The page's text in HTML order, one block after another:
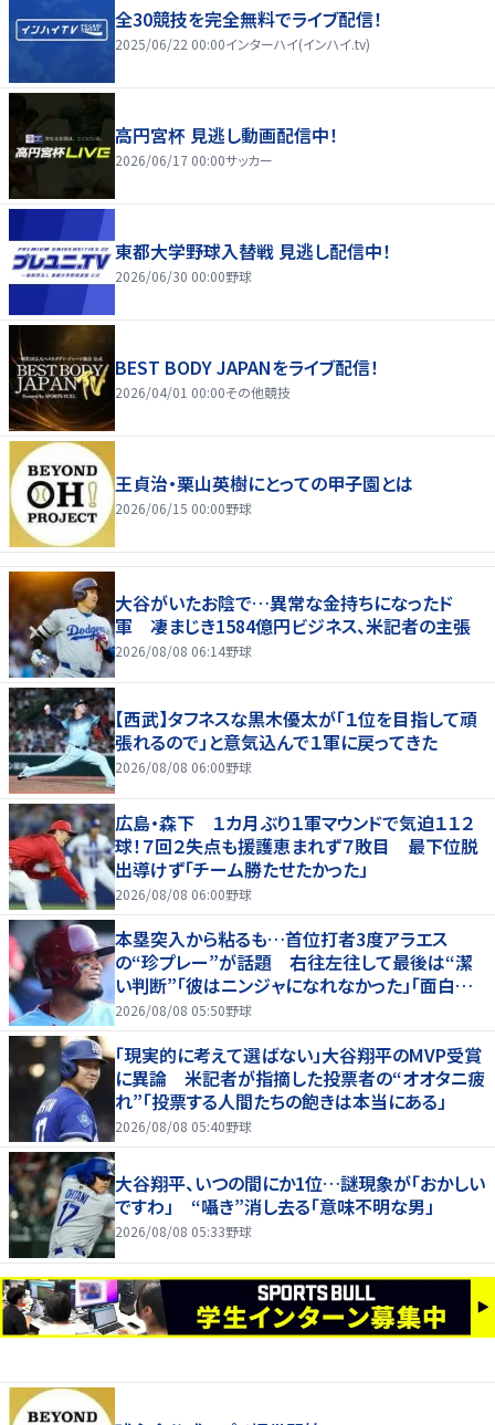
全30競技を完全無料でライブ配信！
2025/06/22 00:00インターハイ(インハイ.tv)
高円宮杯 見逃し動画配信中！
2026/06/17 00:00サッカー
東都大学野球入替戦 見逃し配信中！
2026/06/30 00:00野球
BEST BODY JAPANをライブ配信！
2026/04/01 00:00その他競技
王貞治・栗山英樹にとっての甲子園とは
2026/06/15 00:00野球
大谷がいたお陰で…異常な金持ちになったド
軍 凄まじき1584億円ビジネス、米記者の主張
2026/08/08 06:14野球
【西武】タフネスな黒木優太が「１位を目指して頑
張れるので」と意気込んで１軍に戻ってきた
2026/08/08 06:00野球
広島・森下 １カ月ぶり１軍マウンドで気迫１１２
球！７回２失点も援護恵まれず７敗目 最下位脱
出導けず「チーム勝たせたかった」
2026/08/08 06:00野球
本塁突入から粘るも…首位打者3度アラエス
の“珍プレー”が話題 右往左往して最後は“潔
い判断”「彼はニンジャになれなかった」「面白すぎ
る」
2026/08/08 05:50野球
「現実的に考えて選ばない」大谷翔平のMVP受賞
に異論 米記者が指摘した投票者の“オオタニ疲
れ”「投票する人間たちの飽きは本当にある」
2026/08/08 05:40野球
大谷翔平、いつの間にか1位…謎現象が「おかしい
ですわ」 “囁き”消し去る「意味不明な男」
2026/08/08 05:33野球